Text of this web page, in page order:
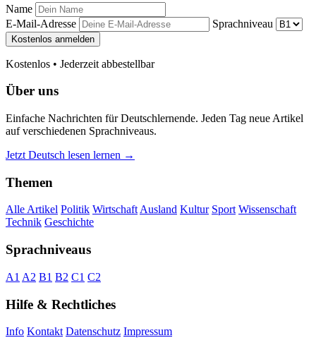
Name
E-Mail-Adresse
Sprachniveau
Kostenlos anmelden
Kostenlos • Jederzeit abbestellbar
Über uns
Einfache Nachrichten für Deutschlernende. Jeden Tag neue Artikel
auf verschiedenen Sprachniveaus.
Jetzt Deutsch lesen lernen →
Themen
Alle Artikel Politik WirtschaftAusland Kultur Sport Wissenschaft
Technik Geschichte
Sprachniveaus
A1 A2 B1 B2 C1 C2
Hilfe & Rechtliches
Info Kontakt Datenschutz Impressum